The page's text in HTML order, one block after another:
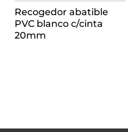
Recogedor abatible
PVC blanco c/cinta
20mm